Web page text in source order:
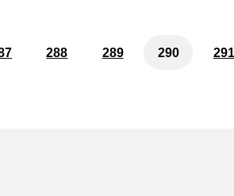
288 289 290 291